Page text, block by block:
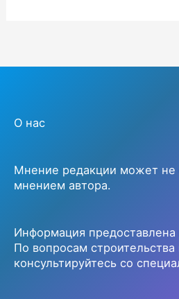
О нас
Мнение редакции может не
мнением автора.
Информация предоставлена
По вопросам строительства
консультируйтесь со